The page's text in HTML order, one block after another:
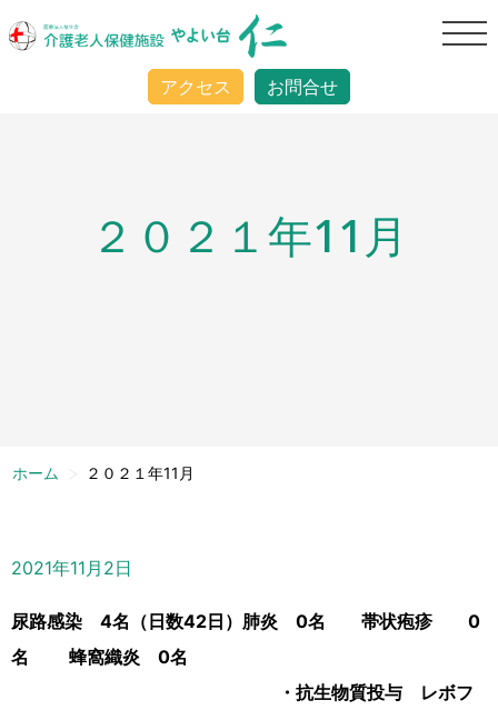
アクセス お問合せ
２０２１年11月
ホーム > ２０２１年11月
2021年11月2日
尿路感染 4名（日数42日）肺炎 0名 帯状疱疹 0
名 蜂窩織炎 0名
・抗生物質投与 レボフ